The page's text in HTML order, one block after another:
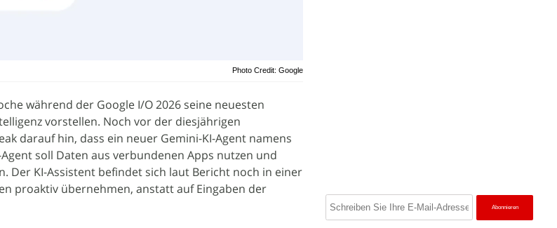
Photo Credit: Google
während der Google I/O 2026 seine neuesten
vorstellen. Noch vor der diesjährigen
darauf hin, dass ein neuer Gemini-KI-Agent namens
soll Daten aus verbundenen Apps nutzen und
Der KI-Assistent befindet sich laut Bericht noch in einer
proaktiv übernehmen, anstatt auf Eingaben der